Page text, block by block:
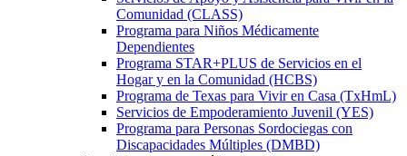
Comunidad (CLASS)
Programa para Niños Médicamente
Dependientes
Programa STAR+PLUS de Servicios en el
Hogar y en la Comunidad (HCBS)
Programa de Texas para Vivir en Casa (TxHmL)
Servicios de Empoderamiento Juvenil (YES)
Programa para Personas Sordociegas con
Discapacidades Múltiples (DMBD)